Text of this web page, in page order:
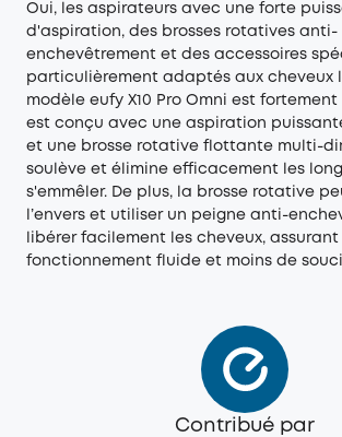
Oui, les aspirateurs avec une forte
d'aspiration, des brosses rotatives anti-
enchevêtrement et des accessoires
particulièrement adaptés aux cheveux
modèle eufy X10 Pro Omni est fortement
est conçu avec une aspiration
et une brosse rotative flottante multi-
soulève et élimine efficacement les
s'emmêler. De plus, la brosse rotative
l’envers et utiliser un peigne anti-
libérer facilement les cheveux, assurant
fonctionnement fluide et moins de
Contribué par